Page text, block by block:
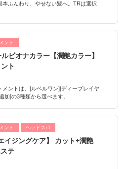
ふんわり、やせない髪へ。TRは選択
ント
ビオナカラー【潤艶カラー】
ト
ントは、[ルベルワン][ディープレイヤ
]の3種類から選べます。
ント ヘッドスパ
イジングケア】 カット+潤艶
テ